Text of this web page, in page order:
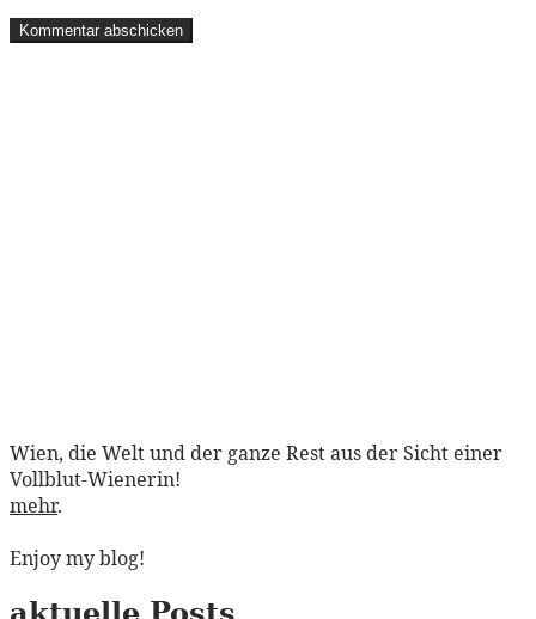
Wien, die Welt und der ganze Rest aus der Sicht einer
Vollblut-Wienerin!
mehr.
Enjoy my blog!